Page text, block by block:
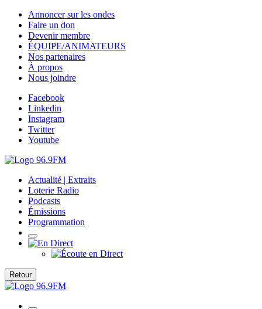
Annoncer sur les ondes
Faire un don
Devenir membre
ÉQUIPE/ANIMATEURS
Nos partenaires
À propos
Nous joindre
Facebook
Linkedin
Instagram
Twitter
Youtube
Actualité | Extraits
Loterie Radio
Podcasts
Émissions
Programmation
Retour